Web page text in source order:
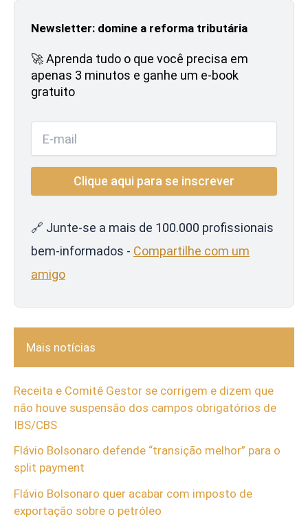
Newsletter: domine a reforma tributária
🚀 Aprenda tudo o que você precisa em
apenas 3 minutos e ganhe um e-book
gratuito
🔗 Junte-se a mais de 100.000 profissionais
bem-informados - Compartilhe com um
amigo
Mais notícias
Receita e Comitê Gestor se corrigem e dizem que
não houve suspensão dos campos obrigatórios de
IBS/CBS
Flávio Bolsonaro defende “transição melhor” para o
split payment
Flávio Bolsonaro quer acabar com imposto de
exportação sobre o petróleo